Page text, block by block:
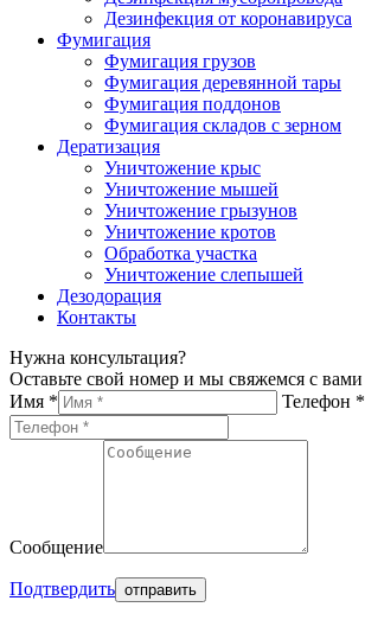
Дезинфекция от коронавируса
Фумигация
Фумигация грузов
Фумигация деревянной тары
Фумигация поддонов
Фумигация складов с зерном
Дератизация
Уничтожение крыс
Уничтожение мышей
Уничтожение грызунов
Уничтожение кротов
Обработка участка
Уничтожение слепышей
Дезодорация
Контакты
Нужна консультация?
Оставьте свой номер и мы свяжемся с вами
Имя *
Телефон *
Сообщение
Подтвердить